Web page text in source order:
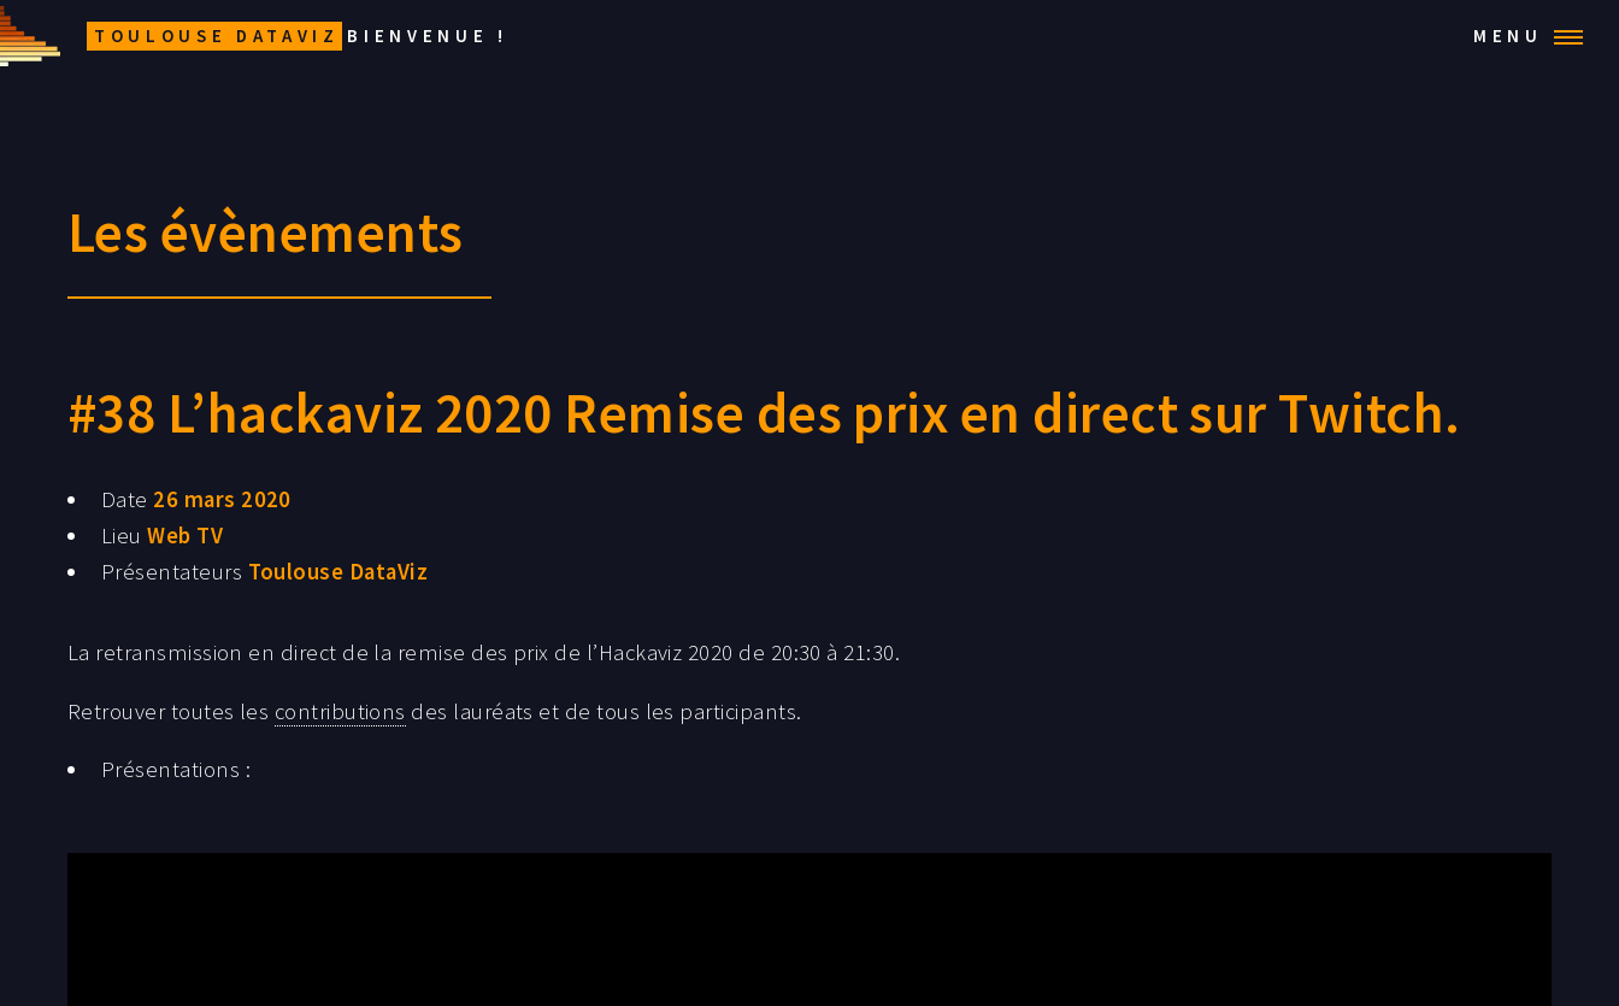
TOULOUSE DATAVIZ BIENVENUE ! MENU
Les évènements
#38 L’hackaviz 2020 Remise des prix en direct sur Twitch.
Date 26 mars 2020
LieuWeb TV
Présentateurs Toulouse DataViz
La retransmission en direct de la remise des prix de l’Hackaviz 2020 de 20:30 à 21:30.
Retrouver toutes les contributions des lauréats et de tous les participants.
Présentations :